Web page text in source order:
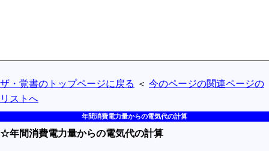
投資とか
時事ネタ
自然
地理とか
ザ・覚書のトップページに戻る ＜ 今のページの関連ページの
リストへ
年間消費電力量からの電気代の計算
☆年間消費電力量からの電気代の計算